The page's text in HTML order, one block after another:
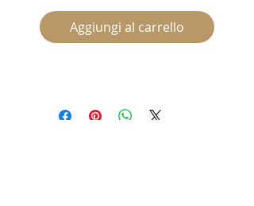
Aggiungi al carrello